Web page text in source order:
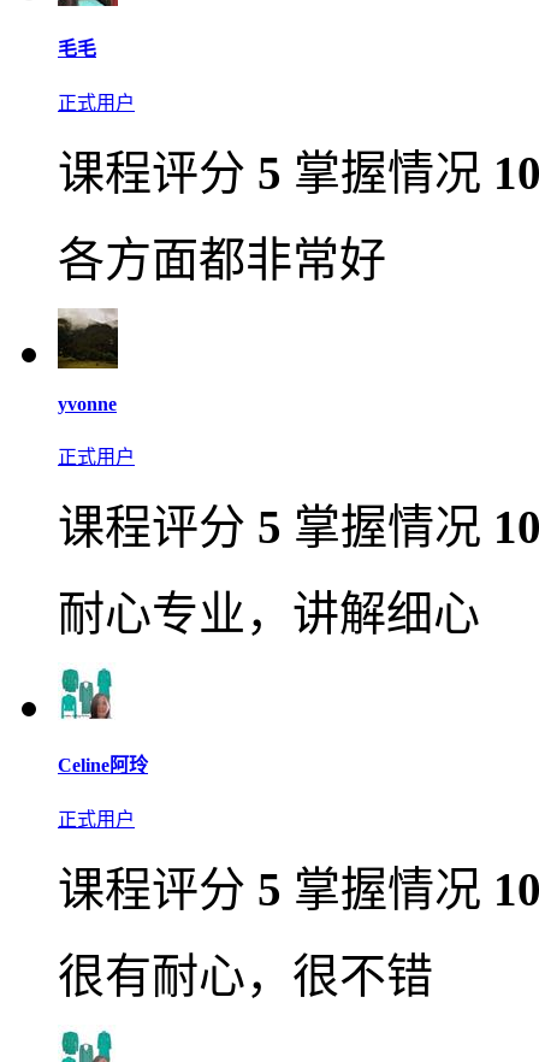
毛毛
正式用户
课程评分 5 掌握情况
各方面都非常好
yvonne
正式用户
课程评分 5 掌握情况
耐心专业，讲解细心
Celine阿玲
正式用户
课程评分 5 掌握情况
很有耐心，很不错